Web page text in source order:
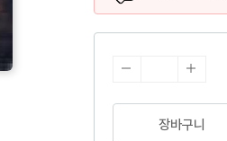
장바구니